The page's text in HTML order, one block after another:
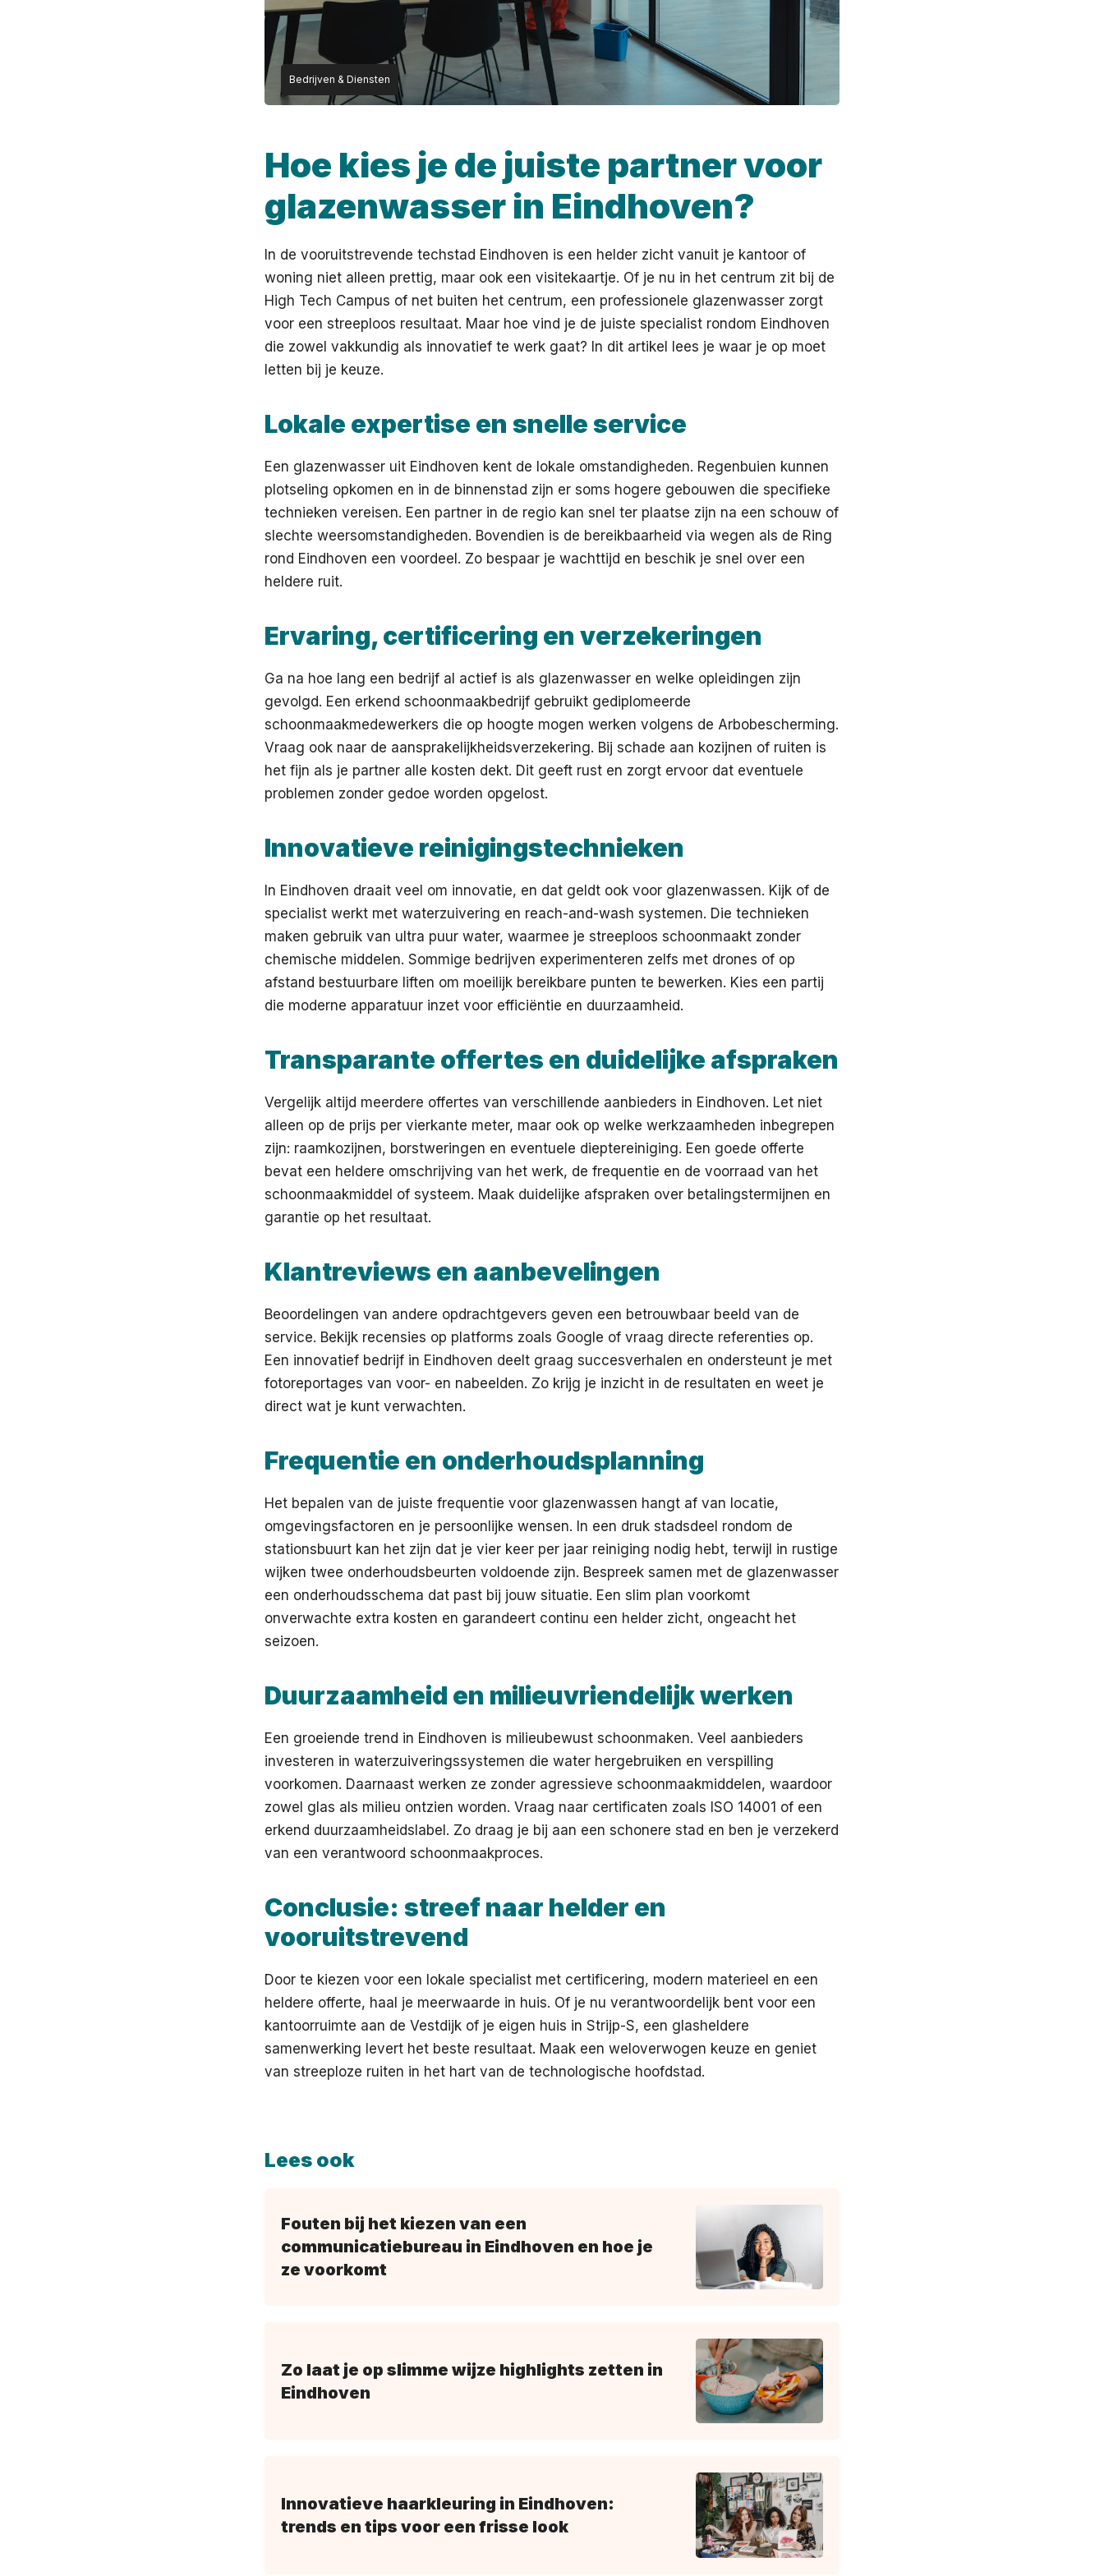
Bedrijven & Diensten
Hoe kies je de juiste partner voor
glazenwasser in Eindhoven?
In de vooruitstrevende techstad Eindhoven is een helder zicht vanuit je kantoor of
woning niet alleen prettig, maar ook een visitekaartje. Of je nu in het centrum zit bij de
High Tech Campus of net buiten het centrum, een professionele glazenwasser zorgt
voor een streeploos resultaat. Maar hoe vind je de juiste specialist rondom Eindhoven
die zowel vakkundig als innovatief te werk gaat? In dit artikel lees je waar je op moet
letten bij je keuze.
Lokale expertise en snelle service
Een glazenwasser uit Eindhoven kent de lokale omstandigheden. Regenbuien kunnen
plotseling opkomen en in de binnenstad zijn er soms hogere gebouwen die specifieke
technieken vereisen. Een partner in de regio kan snel ter plaatse zijn na een schouw of
slechte weersomstandigheden. Bovendien is de bereikbaarheid via wegen als de Ring
rond Eindhoven een voordeel. Zo bespaar je wachttijd en beschik je snel over een
heldere ruit.
Ervaring, certificering en verzekeringen
Ga na hoe lang een bedrijf al actief is als glazenwasser en welke opleidingen zijn
gevolgd. Een erkend schoonmaakbedrijf gebruikt gediplomeerde
schoonmaakmedewerkers die op hoogte mogen werken volgens de Arbobescherming.
Vraag ook naar de aansprakelijkheidsverzekering. Bij schade aan kozijnen of ruiten is
het fijn als je partner alle kosten dekt. Dit geeft rust en zorgt ervoor dat eventuele
problemen zonder gedoe worden opgelost.
Innovatieve reinigingstechnieken
In Eindhoven draait veel om innovatie, en dat geldt ook voor glazenwassen. Kijk of de
specialist werkt met waterzuivering en reach-and-wash systemen. Die technieken
maken gebruik van ultra puur water, waarmee je streeploos schoonmaakt zonder
chemische middelen. Sommige bedrijven experimenteren zelfs met drones of op
afstand bestuurbare liften om moeilijk bereikbare punten te bewerken. Kies een partij
die moderne apparatuur inzet voor efficiëntie en duurzaamheid.
Transparante offertes en duidelijke afspraken
Vergelijk altijd meerdere offertes van verschillende aanbieders in Eindhoven. Let niet
alleen op de prijs per vierkante meter, maar ook op welke werkzaamheden inbegrepen
zijn: raamkozijnen, borstweringen en eventuele dieptereiniging. Een goede offerte
bevat een heldere omschrijving van het werk, de frequentie en de voorraad van het
schoonmaakmiddel of systeem. Maak duidelijke afspraken over betalingstermijnen en
garantie op het resultaat.
Klantreviews en aanbevelingen
Beoordelingen van andere opdrachtgevers geven een betrouwbaar beeld van de
service. Bekijk recensies op platforms zoals Google of vraag directe referenties op.
Een innovatief bedrijf in Eindhoven deelt graag succesverhalen en ondersteunt je met
fotoreportages van voor- en nabeelden. Zo krijg je inzicht in de resultaten en weet je
direct wat je kunt verwachten.
Frequentie en onderhoudsplanning
Het bepalen van de juiste frequentie voor glazenwassen hangt af van locatie,
omgevingsfactoren en je persoonlijke wensen. In een druk stadsdeel rondom de
stationsbuurt kan het zijn dat je vier keer per jaar reiniging nodig hebt, terwijl in rustige
wijken twee onderhoudsbeurten voldoende zijn. Bespreek samen met de glazenwasser
een onderhoudsschema dat past bij jouw situatie. Een slim plan voorkomt
onverwachte extra kosten en garandeert continu een helder zicht, ongeacht het
seizoen.
Duurzaamheid en milieuvriendelijk werken
Een groeiende trend in Eindhoven is milieubewust schoonmaken. Veel aanbieders
investeren in waterzuiveringssystemen die water hergebruiken en verspilling
voorkomen. Daarnaast werken ze zonder agressieve schoonmaakmiddelen, waardoor
zowel glas als milieu ontzien worden. Vraag naar certificaten zoals ISO 14001 of een
erkend duurzaamheidslabel. Zo draag je bij aan een schonere stad en ben je verzekerd
van een verantwoord schoonmaakproces.
Conclusie: streef naar helder en
vooruitstrevend
Door te kiezen voor een lokale specialist met certificering, modern materieel en een
heldere offerte, haal je meerwaarde in huis. Of je nu verantwoordelijk bent voor een
kantoorruimte aan de Vestdijk of je eigen huis in Strijp-S, een glasheldere
samenwerking levert het beste resultaat. Maak een weloverwogen keuze en geniet
van streeploze ruiten in het hart van de technologische hoofdstad.
Lees ook
Fouten bij het kiezen van een
communicatiebureau in Eindhoven en hoe je
ze voorkomt
Zo laat je op slimme wijze highlights zetten in
Eindhoven
Innovatieve haarkleuring in Eindhoven:
trends en tips voor een frisse look